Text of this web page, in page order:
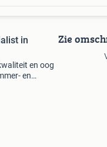
in
en oog
en
Zie